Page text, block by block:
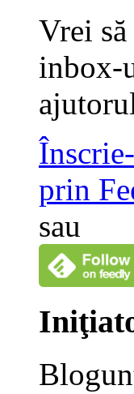
Vrei
inbox-
prin
sau